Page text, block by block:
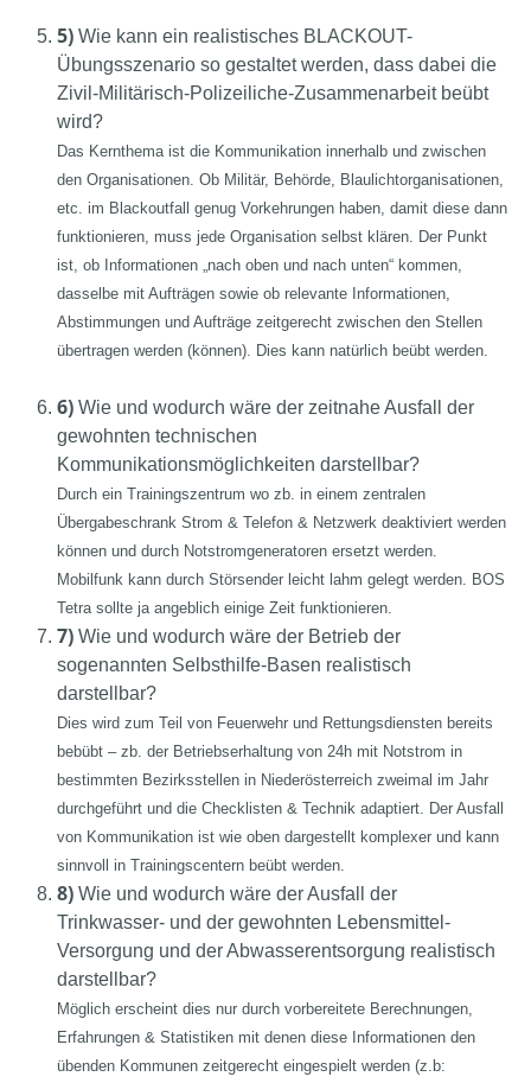
5) Wie kann ein realistisches BLACKOUT-
Übungsszenario so gestaltet werden, dass dabei die
Zivil-Militärisch-Polizeiliche-Zusammenarbeit beübt
wird?
Das Kernthema ist die Kommunikation innerhalb und zwischen
den Organisationen. Ob Militär, Behörde, Blaulichtorganisationen,
etc. im Blackoutfall genug Vorkehrungen haben, damit diese dann
funktionieren, muss jede Organisation selbst klären. Der Punkt
ist, ob Informationen „nach oben und nach unten“ kommen,
dasselbe mit Aufträgen sowie ob relevante Informationen,
Abstimmungen und Aufträge zeitgerecht zwischen den Stellen
übertragen werden (können). Dies kann natürlich beübt werden.
6) Wie und wodurch wäre der zeitnahe Ausfall der
gewohnten technischen
Kommunikationsmöglichkeiten darstellbar?
Durch ein Trainingszentrum wo zb. in einem zentralen
Übergabeschrank Strom & Telefon & Netzwerk deaktiviert werden
können und durch Notstromgeneratoren ersetzt werden.
Mobilfunk kann durch Störsender leicht lahm gelegt werden. BOS
Tetra sollte ja angeblich einige Zeit funktionieren.
7) Wie und wodurch wäre der Betrieb der
sogenannten Selbsthilfe-Basen realistisch
darstellbar?
Dies wird zum Teil von Feuerwehr und Rettungsdiensten bereits
bebübt – zb. der Betriebserhaltung von 24h mit Notstrom in
bestimmten Bezirksstellen in Niederösterreich zweimal im Jahr
durchgeführt und die Checklisten & Technik adaptiert. Der Ausfall
von Kommunikation ist wie oben dargestellt komplexer und kann
sinnvoll in Trainingscentern beübt werden.
8) Wie und wodurch wäre der Ausfall der
Trinkwasser- und der gewohnten Lebensmittel-
Versorgung und der Abwasserentsorgung realistisch
darstellbar?
Möglich erscheint dies nur durch vorbereitete Berechnungen,
Erfahrungen & Statistiken mit denen diese Informationen den
übenden Kommunen zeitgerecht eingespielt werden (z.b: